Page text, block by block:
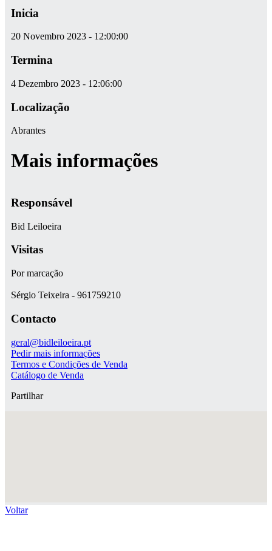
Inicia
20 Novembro 2023 - 12:00:00
Termina
4 Dezembro 2023 - 12:06:00
Localização
Abrantes
Mais informações
Responsável
Bid Leiloeira
Visitas
Por marcação
Sérgio Teixeira - 961759210
Contacto
geral@bidleiloeira.pt
Pedir mais informações
Termos e Condições de Venda
Catálogo de Venda
Partilhar
Voltar